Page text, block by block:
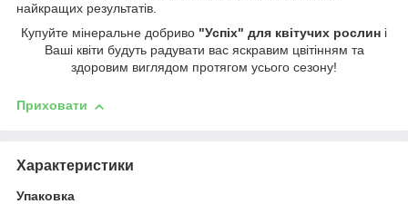
найкращих результатів.
Купуйте мінеральне добриво "Успіх" для квітучих рослин і
Ваші квіти будуть радувати вас яскравим цвітінням та
здоровим виглядом протягом усього сезону!
Приховати
Характеристики
Упаковка